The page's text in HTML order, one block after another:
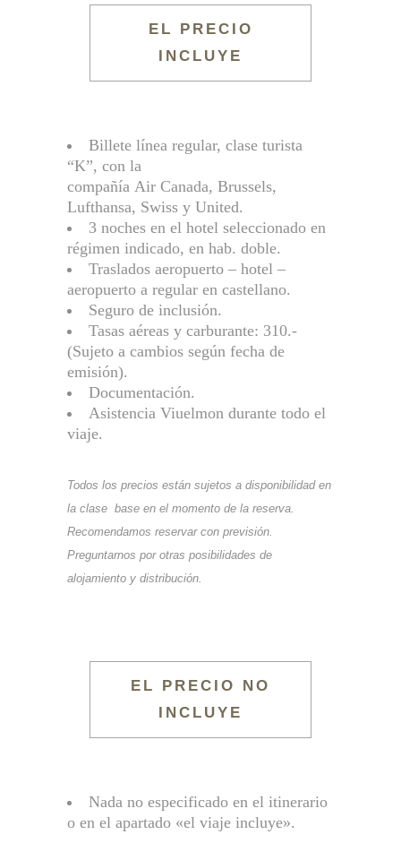
EL PRECIO
INCLUYE
Billete línea regular, clase turista
“K”, con la
compañía Air Canada, Brussels,
Lufthansa, Swiss y United.
3 noches en el hotel seleccionado en
régimen indicado, en hab. doble.
Traslados aeropuerto – hotel –
aeropuerto a regular en castellano.
Seguro de inclusión.
Tasas aéreas y carburante: 310.-
(Sujeto a cambios según fecha de
emisión).
Documentación.
Asistencia Viuelmon durante todo el
viaje.
Todos los precios están sujetos a disponibilidad en
la clase base en el momento de la reserva.
Recomendamos reservar con previsión.
Preguntarnos por otras posibilidades de
alojamiento y distribución.
EL PRECIO NO
INCLUYE
Nada no especificado en el itinerario
o en el apartado «el viaje incluye».